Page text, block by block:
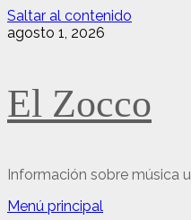
Saltar al contenido
agosto 1, 2026
El Zocco
Información sobre música
Menú principal